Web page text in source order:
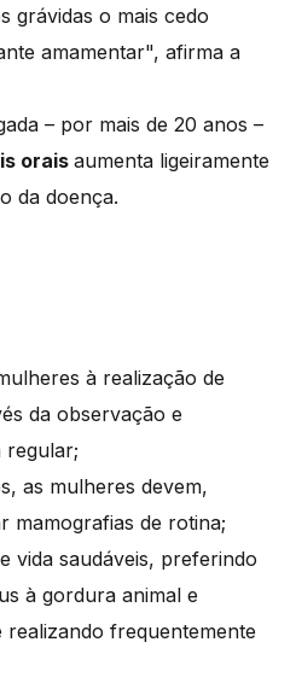
grávidas o mais cedo
amamentar", afirma a
– por mais de 20 anos –
orais aumenta ligeiramente
da doença.
à realização de
da observação e
regular;
as mulheres devem,
mamografias de rotina;
vida saudáveis, preferindo
à gordura animal e
frequentemente